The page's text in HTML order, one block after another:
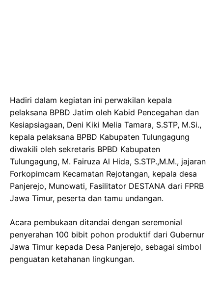
Hadiri dalam kegiatan ini perwakilan kepala
pelaksana BPBD Jatim oleh Kabid Pencegahan dan
Kesiapsiagaan, Deni Kiki Melia Tamara, S.STP, M.Si.,
kepala pelaksana BPBD Kabupaten Tulungagung
diwakili oleh sekretaris BPBD Kabupaten
Tulungagung, M. Fairuza Al Hida, S.STP.,M.M., jajaran
Forkopimcam Kecamatan Rejotangan, kepala desa
Panjerejo, Munowati, Fasilitator DESTANA dari FPRB
Jawa Timur, peserta dan tamu undangan.
Acara pembukaan ditandai dengan seremonial
penyerahan 100 bibit pohon produktif dari Gubernur
Jawa Timur kepada Desa Panjerejo, sebagai simbol
penguatan ketahanan lingkungan.